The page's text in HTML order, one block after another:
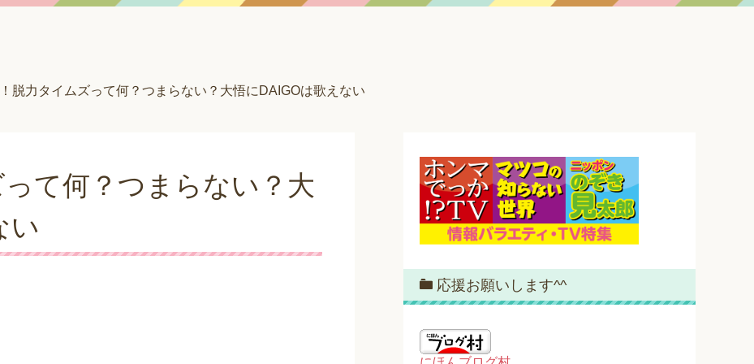
脱力タイムズって何？つまらない？大悟にDAIGOは歌えない
て何？つまらない？大
い
応援お願いします^^